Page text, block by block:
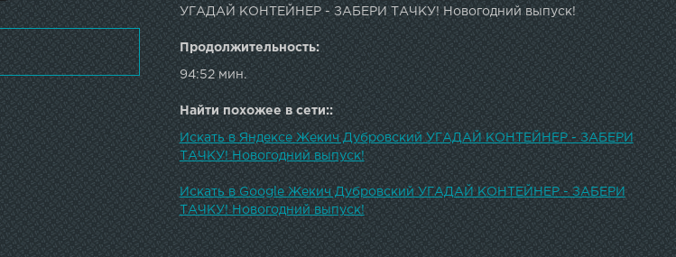
УГАДАЙ КОНТЕЙНЕР - ЗАБЕРИ ТАЧКУ! Новогодний выпуск!
Продолжительность:
94:52 мин.
Найти похожее в сети::
Искать в Яндексе Жекич Дубровский УГАДАЙ КОНТЕЙНЕР - ЗАБЕРИ
ТАЧКУ! Новогодний выпуск!
Искать в Google Жекич Дубровский УГАДАЙ КОНТЕЙНЕР - ЗАБЕРИ
ТАЧКУ! Новогодний выпуск!